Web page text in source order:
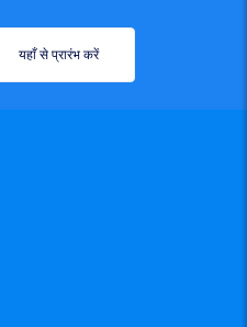
यहाँ से प्रारंभ करें